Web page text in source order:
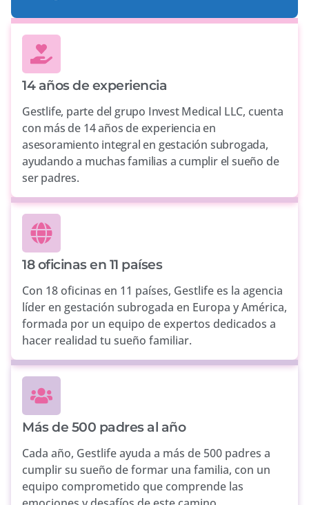
14 años de experiencia
Gestlife, parte del grupo Invest Medical LLC, cuenta
con más de 14 años de experiencia en
asesoramiento integral en gestación subrogada,
ayudando a muchas familias a cumplir el sueño de
ser padres.
18 oficinas en 11 países
Con 18 oficinas en 11 países, Gestlife es la agencia
líder en gestación subrogada en Europa y América,
formada por un equipo de expertos dedicados a
hacer realidad tu sueño familiar.
Más de 500 padres al año
Cada año, Gestlife ayuda a más de 500 padres a
cumplir su sueño de formar una familia, con un
equipo comprometido que comprende las